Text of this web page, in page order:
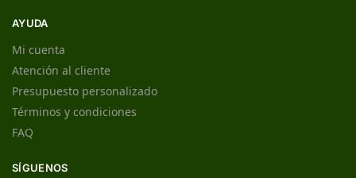
AYUDA
Mi cuenta
Atención al cliente
Presupuesto personalizado
Términos y condiciones
FAQ
SÍGUENOS